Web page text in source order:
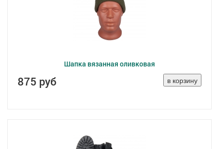
Шапка вязанная оливковая
875 руб